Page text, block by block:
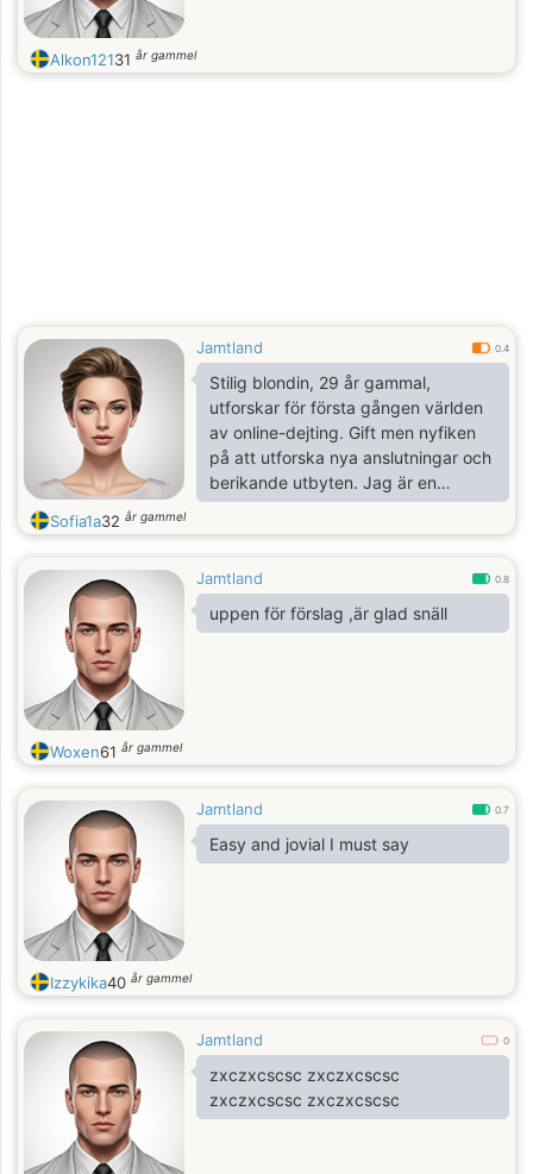
Alkon12131 år gammel
Jamtland 0.4
Stilig blondin, 29 år gammal,
utforskar för första gången världen
av online-dejting. Gift men nyfiken
på att utforska nya anslutningar och
berikande utbyten. Jag är en
passionerad själ som söker djupa
samtal, medhållande skratt och
konventionella gränser.
Sofia1a32 år gammel
Jamtland 0.8
uppen för förslag ,är glad snäll
Woxen61 år gammel
Jamtland 0.7
Easy and jovial I must say
Izzykika40 år gammel
Jamtland 0
zxczxcscsc zxczxcscsc
zxczxcscsc zxczxcscsc